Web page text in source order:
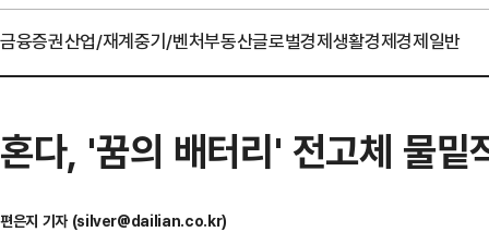
금융증권산업/재계중기/벤처부동산글로벌경제생활경제경제일반
혼다, '꿈의 배터리' 전고체 물
편은지 기자 (silver@dailian.co.kr)